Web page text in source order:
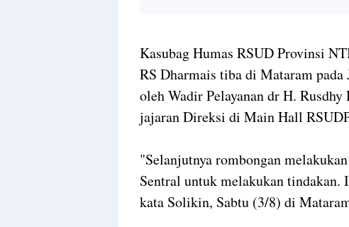
Kasubag Humas RSUD Provinsi
RS Dharmais tiba di Mataram
oleh Wadir Pelayanan dr H.
jajaran Direksi di Main Hall
"Selanjutnya rombongan
Sentral untuk melakukan
kata Solikin, Sabtu (3/8) di